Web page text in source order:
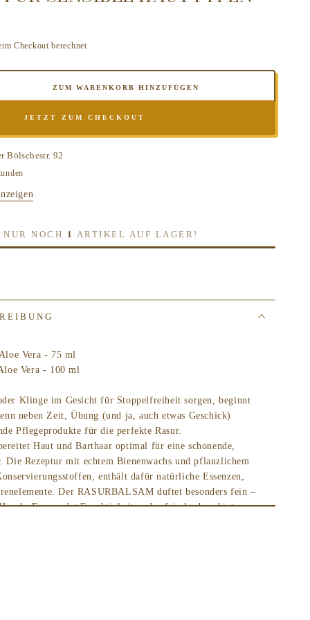
Checkout berechnet
ZUM WARENKORB HINZUFÜGEN
JETZT ZUM CHECKOUT
Bölschestr. 92
NOCH 1 ARTIKEL AUF LAGER!
Vera - 75 ml
Vera - 100 ml
Klinge im Gesicht für Stoppelfreiheit sorgen, beginnt
neben Zeit, Übung (und ja, auch etwas Geschick)
Pflegeprodukte für die perfekte Rasur.
Haut und Barthaar optimal für eine schonende,
Die Rezeptur mit echtem Bienenwachs und pflanzlichem
enthält dafür natürliche Essenzen,
Der RASURBALSAM duftet besonders fein –
Er spendet Feuchtigkeit und erfrischt, beruhigt,